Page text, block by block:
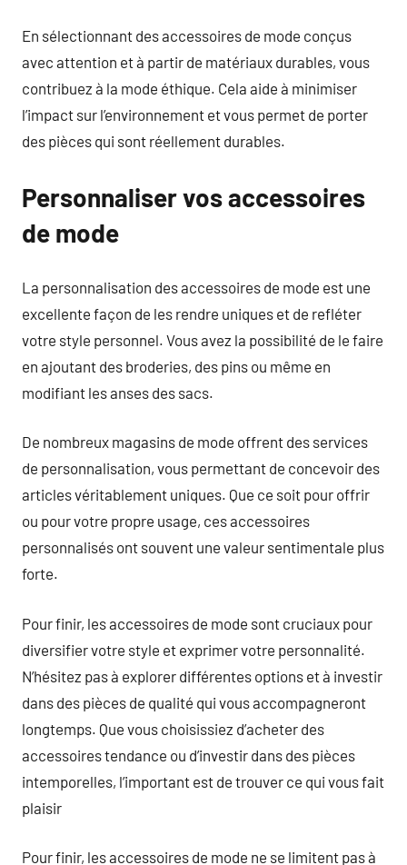
En sélectionnant des accessoires de mode conçus
avec attention et à partir de matériaux durables, vous
contribuez à la mode éthique. Cela aide à minimiser
l’impact sur l’environnement et vous permet de porter
des pièces qui sont réellement durables.
Personnaliser vos accessoires
de mode
La personnalisation des accessoires de mode est une
excellente façon de les rendre uniques et de refléter
votre style personnel. Vous avez la possibilité de le faire
en ajoutant des broderies, des pins ou même en
modifiant les anses des sacs.
De nombreux magasins de mode offrent des services
de personnalisation, vous permettant de concevoir des
articles véritablement uniques. Que ce soit pour offrir
ou pour votre propre usage, ces accessoires
personnalisés ont souvent une valeur sentimentale plus
forte.
Pour finir, les accessoires de mode sont cruciaux pour
diversifier votre style et exprimer votre personnalité.
N’hésitez pas à explorer différentes options et à investir
dans des pièces de qualité qui vous accompagneront
longtemps. Que vous choisissiez d’acheter des
accessoires tendance ou d’investir dans des pièces
intemporelles, l’important est de trouver ce qui vous fait
plaisir
Pour finir, les accessoires de mode ne se limitent pas à